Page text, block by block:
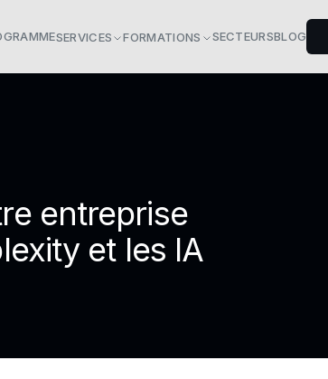
SERVICES FORMATIONS SECTEURSBLOG
entreprise
et les IA